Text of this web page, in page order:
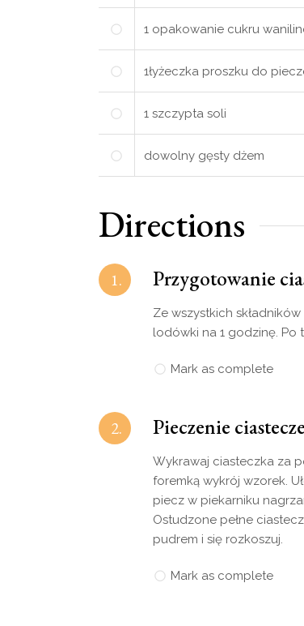
1 opakowanie cukru
1łyżeczka proszku do
1 szczypta soli
dowolny gęsty dżem
Directions
1. Przygotowanie
Ze wszystkich
lodówki na 1 godzinę. Po
Mark as complete
2. Pieczenie
Wykrawaj ciasteczka za
foremką wykrój wzorek.
piecz w piekarniku
Ostudzone pełne
pudrem i się rozkoszuj.
Mark as complete